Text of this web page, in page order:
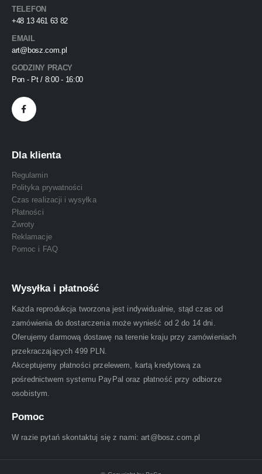
TELEFON
+48 13 461 63 82
EMAIL
art@bosz.com.pl
GODZINY PRACY
Pon - Pt / 8:00 - 16:00
Dla klienta
Regulamin
Polityka prywatności
Czas realizacji i wysyłka
Płatności
Zwroty
Reklamacje
Pomoc i FAQ
Wysyłka i płatność
Każda reprodukcja tworzona jest indywidualnie, stąd czas od
zamówienia do dostarczenia może wynieść od 2 do 14 dni.
Oferujemy darmową dostawę na terenie kraju przy zamówieniach
przekraczających 499 PLN.
Akceptujemy płatności przelewem, kartą kredytową za
pośrednictwem systemu PayPal oraz płatność przy odbiorze
osobistym.
Pomoc
W razie pytań skontaktuj się z nami: art@bosz.com.pl